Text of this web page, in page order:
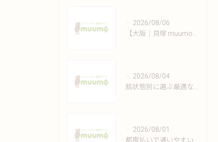
2026/08/06
2026/08/04
2026/08/01